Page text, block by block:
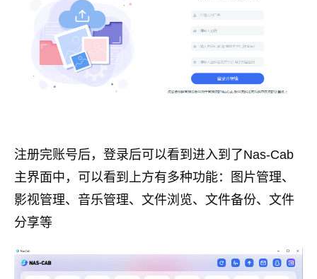
注册完账号后，登录后可以看到进入到了Nas-Cab
主界面中，可以看到上方有多种功能：图片管理、
影视管理、音乐管理、文件浏览、文件备份、文件
分享等